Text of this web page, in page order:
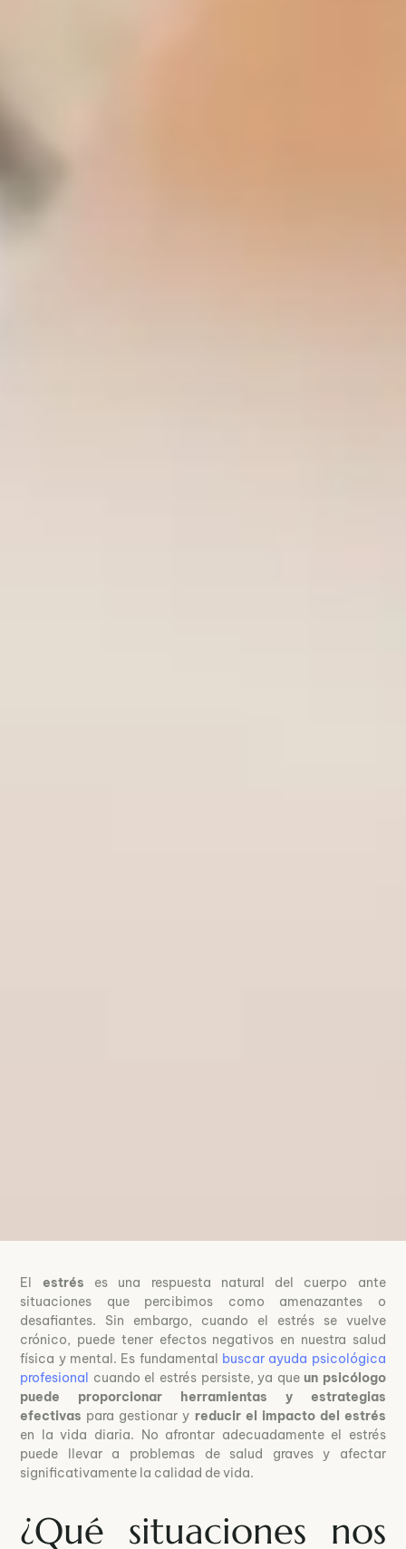
El estrés es una respuesta natural del cuerpo ante
situaciones que percibimos como amenazantes o
desafiantes. Sin embargo, cuando el estrés se vuelve
crónico, puede tener efectos negativos en nuestra salud
física y mental. Es fundamental buscar ayuda psicológica
profesional cuando el estrés persiste, ya queun psicólogo
puede proporcionar herramientas y estrategias
efectivas para gestionar y reducir el impacto del estrés
en la vida diaria. No afrontar adecuadamente el estrés
puede llevar a problemas de salud graves y afectar
significativamente la calidad de vida.
¿Qué situaciones nos